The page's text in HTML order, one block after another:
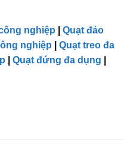
nghiệp
Quạt đảo
nghiệp
Quạt treo đa
Quạt đứng đa dụng